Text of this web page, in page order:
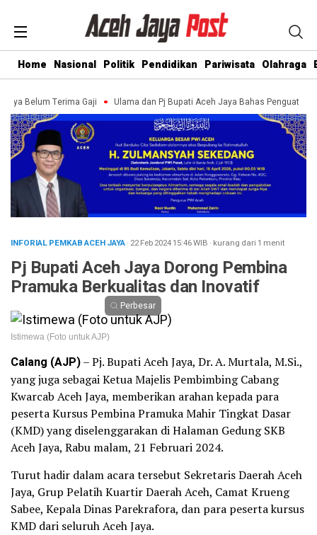
Home Nasional Politik Pendidikan Pariwisata Olahraga
Terima Gaji Ulama dan Pj Bupati Aceh Jaya Bahas Penguatan
INFORIAL PEMKAB ACEH JAYA· 22 Feb 202415:46WIB · kurang dari 1 menit
Pj Bupati Aceh Jaya Dorong Pembina
Pramuka Berkualitas dan Inovatif
Perbesar
Istimewa (Foto untuk AJP)
Calang (AJP)– Pj. Bupati Aceh Jaya, Dr. A. Murtala, M.Si.,
yang juga sebagai Ketua Majelis Pembimbing Cabang
Kwarcab Aceh Jaya, memberikan arahan kepada para
peserta Kursus Pembina Pramuka Mahir Tingkat Dasar
(KMD) yang diselenggarakan di Halaman Gedung SKB
Aceh Jaya, Rabu malam, 21 Februari 2024.
Turut hadir dalam acara tersebut Sekretaris Daerah Aceh
Jaya, Grup Pelatih Kuartir Daerah Aceh, Camat Krueng
Sabee, Kepala Dinas Parekrafora, dan para peserta kursus
KMD dari seluruh Aceh Jaya.